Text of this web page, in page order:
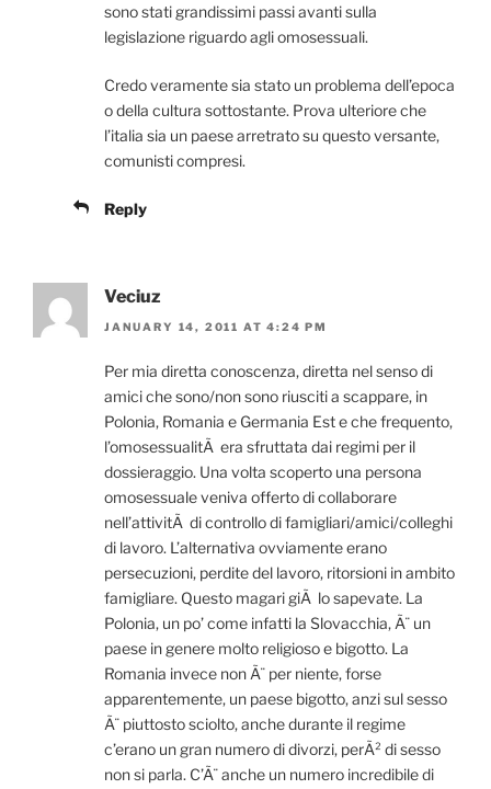
sono stati grandissimi passi avanti sulla
legislazione riguardo agli omosessuali.
Credo veramente sia stato un problema dell’epoca
o della cultura sottostante. Prova ulteriore che
l’italia sia un paese arretrato su questo versante,
comunisti compresi.
Reply
Veciuz
JANUARY 14, 2011 AT 4:24 PM
Per mia diretta conoscenza, diretta nel senso di
amici che sono/non sono riusciti a scappare, in
Polonia, Romania e Germania Est e che frequento,
l’omosessualitÃ era sfruttata dai regimi per il
dossieraggio. Una volta scoperto una persona
omosessuale veniva offerto di collaborare
nell’attivitÃ di controllo di famigliari/amici/colleghi
di lavoro. L’alternativa ovviamente erano
persecuzioni, perdite del lavoro, ritorsioni in ambito
famigliare. Questo magari giÃ lo sapevate. La
Polonia, un po’ come infatti la Slovacchia, Ã¨ un
paese in genere molto religioso e bigotto. La
Romania invece non Ã¨ per niente, forse
apparentemente, un paese bigotto, anzi sul sesso
Ã¨ piuttosto sciolto, anche durante il regime
c’erano un gran numero di divorzi, perÃ² di sesso
non si parla. C’Ã¨ anche un numero incredibile di